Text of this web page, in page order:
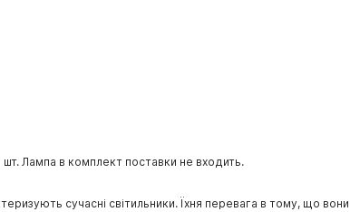
Лампа в комплект поставки не входить.
сучасні світильники. Їхня перевага в тому, що